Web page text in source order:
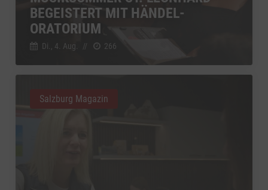
BEGEISTERT MIT HÄNDEL-
ORATORIUM
Di., 4. Aug. // 266
Salzburg Magazin
YouTube
Google Ireland Limited, Irland